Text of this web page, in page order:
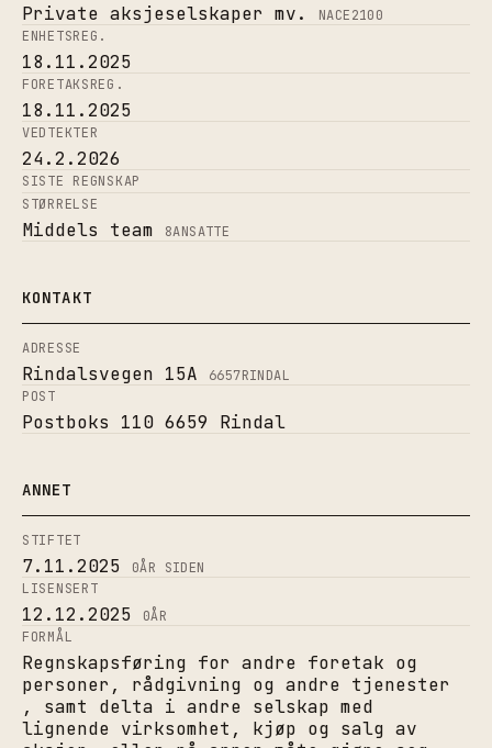
Private aksjeselskaper mv. NACE2100
ENHETSREG.
18.11.2025
FORETAKSREG.
18.11.2025
VEDTEKTER
24.2.2026
SISTE REGNSKAP
STØRRELSE
Middels team 8ANSATTE
KONTAKT
ADRESSE
Rindalsvegen 15A 6657RINDAL
POST
Postboks 110 6659 Rindal
ANNET
STIFTET
7.11.2025 0ÅR SIDEN
LISENSERT
12.12.2025 0ÅR
FORMÅL
Regnskapsføring for andre foretak og
personer, rådgivning og andre tjenester
, samt delta i andre selskap med
lignende virksomhet, kjøp og salg av